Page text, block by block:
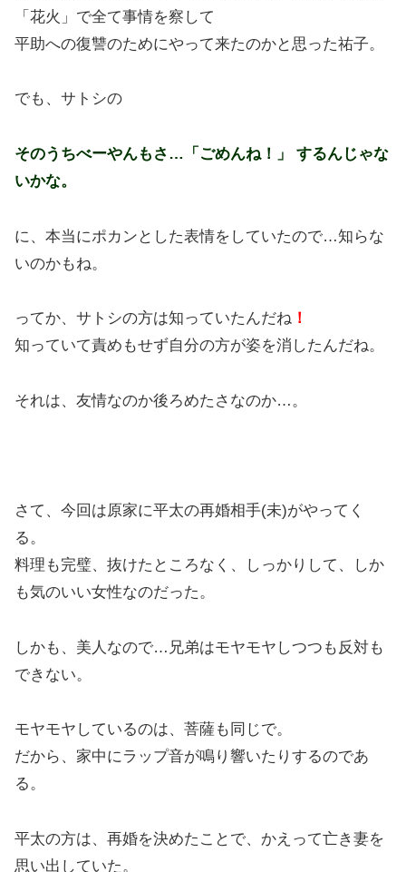
「花火」で全て事情を察して
平助への復讐のためにやって来たのかと思った祐子。
でも、サトシの
そのうちべーやんもさ…「ごめんね！」 するんじゃな
いかな。
に、本当にポカンとした表情をしていたので…知らな
いのかもね。
ってか、サトシの方は知っていたんだね ！
知っていて責めもせず自分の方が姿を消したんだね。
それは、友情なのか後ろめたさなのか…。
さて、今回は原家に平太の再婚相手(未)がやってく
る。
料理も完璧、抜けたところなく、しっかりして、しか
も気のいい女性なのだった。
しかも、美人なので…兄弟はモヤモヤしつつも反対も
できない。
モヤモヤしているのは、菩薩も同じで。
だから、家中にラップ音が鳴り響いたりするのであ
る。
平太の方は、再婚を決めたことで、かえって亡き妻を
思い出していた。